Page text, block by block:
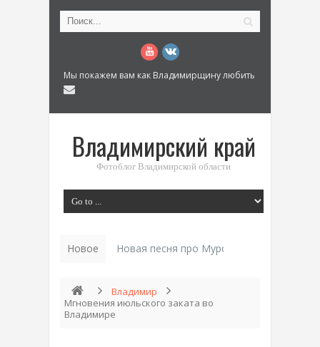
Мы покажем вам как Владимирщину любить
Владимирский край
Фотоблог Владимирской области
Новое История «Дома Куренкова» в Коврове
Владимир
Мгновения июльского заката во
Владимире